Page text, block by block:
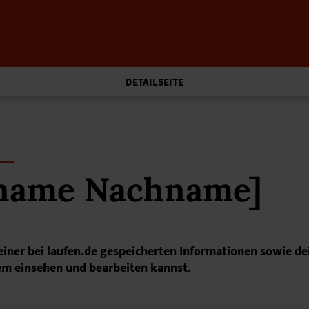
DETAILSEITE
Nachname]
bei laufen.de gespeicherten Informationen sowie
einsehen und bearbeiten kannst.